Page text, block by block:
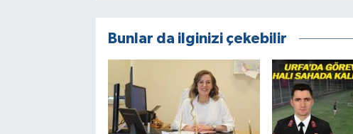
Bunlar da ilginizi çekebilir